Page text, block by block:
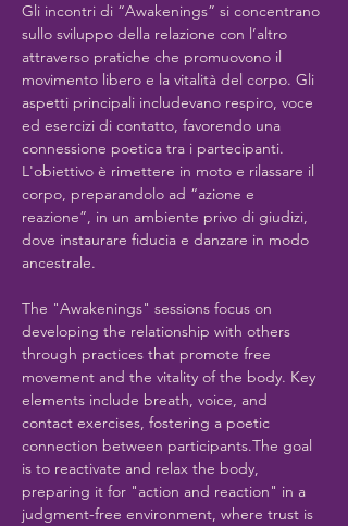
Gli incontri di “Awakenings” si concentrano
sullo sviluppo della relazione con l’altro
attraverso pratiche che promuovono il
movimento libero e la vitalità del corpo. Gli
aspetti principali includevano respiro, voce
ed esercizi di contatto, favorendo una
connessione poetica tra i partecipanti.
L'obiettivo è rimettere in moto e rilassare il
corpo, preparandolo ad “azione e
reazione”, in un ambiente privo di giudizi,
dove instaurare fiducia e danzare in modo
ancestrale.
The "Awakenings" sessions focus on
developing the relationship with others
through practices that promote free
movement and the vitality of the body. Key
elements include breath, voice, and
contact exercises, fostering a poetic
connection between participants.The goal
is to reactivate and relax the body,
preparing it for "action and reaction" in a
judgment-free environment, where trust is